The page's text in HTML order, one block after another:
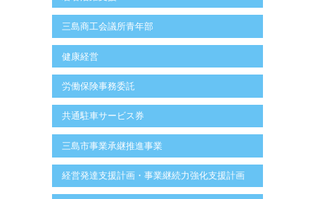
三島商工会議所青年部
健康経営
労働保険事務委託
共通駐車サービス券
三島市事業承継推進事業
経営発達支援計画・事業継続力強化支援計画